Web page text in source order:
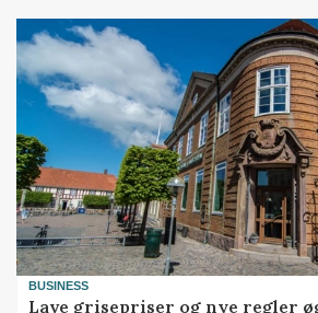
BUSINESS
Lave grisepriser og nye regler